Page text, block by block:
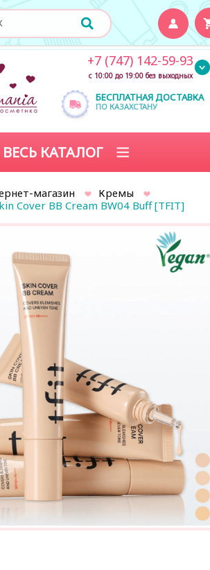
БЕСПЛАТНАЯ ДОСТАВКА
ПО КАЗАХСТАНУ
+7 (747) 142-59-93
с 10:00 до 19:00 без выходных
ВЕСЬ КАТАЛОГ
магазин
Кремы
Cover BB Cream BW04 Buff [TFIT]